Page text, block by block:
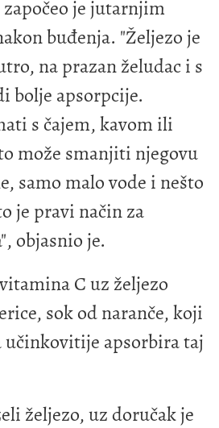
je jutarnjim
buđenja. "Željezo je
na prazan želudac i s
bolje apsorpcije.
s čajem, kavom ili
može smanjiti njegovu
samo malo vode i nešto
je pravi način za
objasnio je.
C uz željezo
sok od naranče, koji
učinkovitije apsorbira taj
željezo, uz doručak je